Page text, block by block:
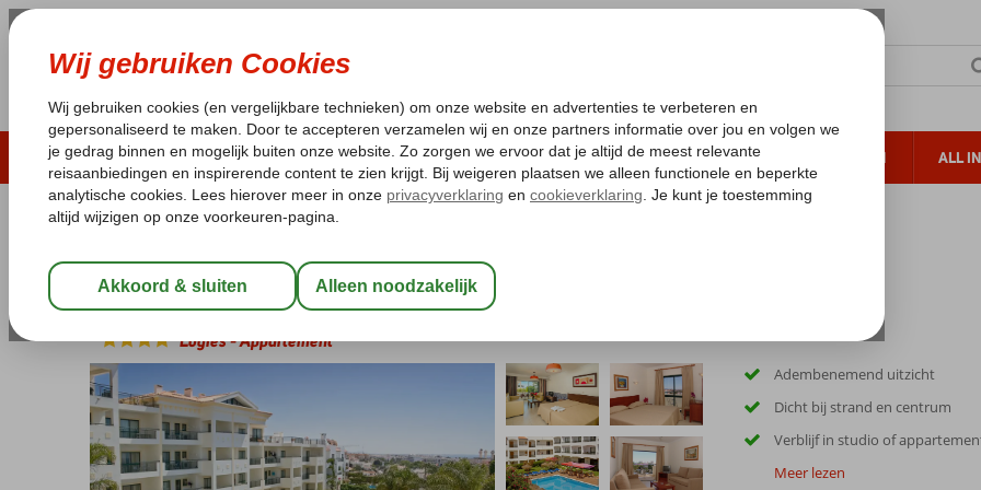
ZOMER 2026 LAST MINUTES WINTERZON ZONVAKANTIES VERRE REIZEN ALL
Laagsteprijsgarantie* Geen fueltoeslag Gratis annuleren*
Home
Portugal Algarve Albufeira Cerro Mar Atlantico
Cerro Mar Atlantico
Logies-Appartement
Adembenemend uitzicht
Dicht bij strand en centrum
Verblijf in studio of
Meer lezen